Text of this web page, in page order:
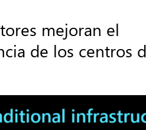
mejoran el
de los centros